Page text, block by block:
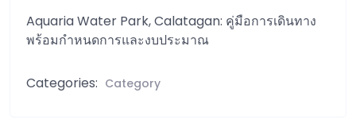
Aquaria Water Park, Calatagan: คู่มือการเดินทาง
พร้อมกำหนดการและงบประมาณ
Categories: Category